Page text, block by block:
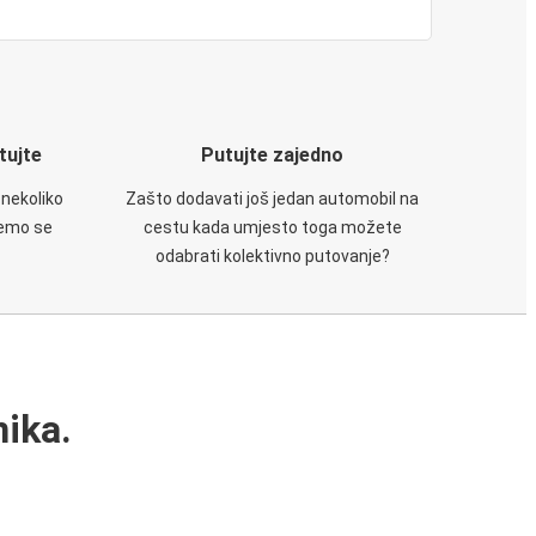
se
Putujte zajedno
Zašto dodavati još jedan automobil na
cestu kada umjesto toga možete
odabrati kolektivno putovanje?